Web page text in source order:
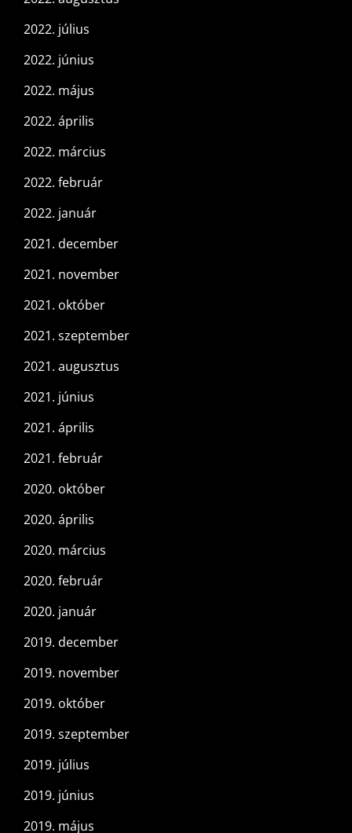
2022. július
2022. június
2022. május
2022. április
2022. március
2022. február
2022. január
2021. december
2021. november
2021. október
2021. szeptember
2021. augusztus
2021. június
2021. április
2021. február
2020. október
2020. április
2020. március
2020. február
2020. január
2019. december
2019. november
2019. október
2019. szeptember
2019. július
2019. június
2019. május